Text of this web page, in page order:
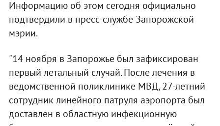
Информацию об этом сегодня официально
подтвердили в пресс-службе Запорожской
мэрии.
"14 ноября в Запорожье был зафиксирован
первый летальный случай. После лечения в
ведомственной поликлинике МВД, 27-летний
сотрудник линейного патруля аэропорта был
доставлен в областную инфекционную